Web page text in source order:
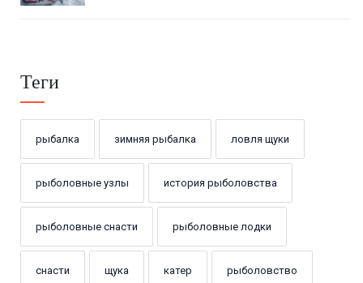
Теги
рыбалка зимняя рыбалка ловля щуки
рыболовные узлы история рыболовства
рыболовные снасти рыболовные лодки
снасти щука катер рыболовство